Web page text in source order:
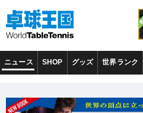
ニュース SHOP グッズ 世界ランク